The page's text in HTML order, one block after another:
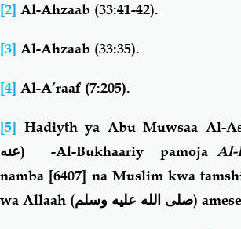
[2] Al-Ahzaab (33:41-42).
[3] Al-Ahzaab (33:35).
[4] Al-A’raaf (7:205).
[5] Hadiyth ya Abu Muwsaa Al-
عنه) -Al-Bukhaariy pamojaAl-
namba [6407] na Muslim kwa
wa Allaah (صلى الله عليه وسلم)